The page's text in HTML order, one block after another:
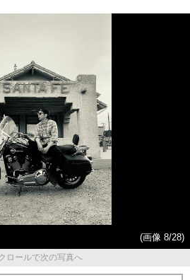
(画像 8/28)
ロールで次の写真へ